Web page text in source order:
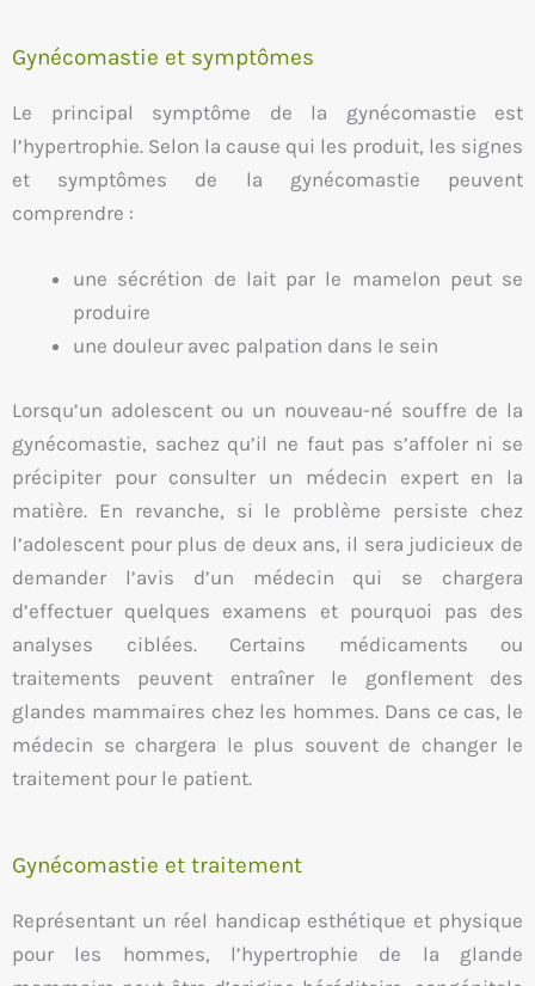
Gynécomastie et symptômes
Le principal symptôme de la gynécomastie est
l’hypertrophie. Selon la cause qui les produit, les signes
et symptômes de la gynécomastie peuvent
comprendre :
une sécrétion de lait par le mamelon peut se
produire
une douleur avec palpation dans le sein
Lorsqu’un adolescent ou un nouveau-né souffre de la
gynécomastie, sachez qu’il ne faut pas s’affoler ni se
précipiter pour consulter un médecin expert en la
matière. En revanche, si le problème persiste chez
l’adolescent pour plus de deux ans, il sera judicieux de
demander l’avis d’un médecin qui se chargera
d’effectuer quelques examens et pourquoi pas des
analyses ciblées. Certains médicaments ou
traitements peuvent entraîner le gonflement des
glandes mammaires chez les hommes. Dans ce cas, le
médecin se chargera le plus souvent de changer le
traitement pour le patient.
Gynécomastie et traitement
Représentant un réel handicap esthétique et physique
pour les hommes, l’hypertrophie de la glande